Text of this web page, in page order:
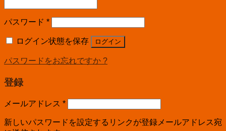
パスワード *
ログイン状態を保存 ログイン
パスワードをお忘れですか ?
登録
メールアドレス *
新しいパスワードを設定するリンクが登録メールアドレス宛